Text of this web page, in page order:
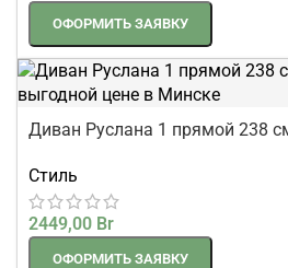
ОФОРМИТЬ ЗАЯВКУ
Диван Руслана 1 прямой 238
Стиль
2449,00 Br
ОФОРМИТЬ ЗАЯВКУ